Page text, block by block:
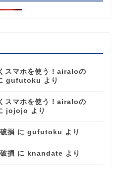
スマホを使う！airaloの
gufutoku より
スマホを使う！airaloの
jojojo より
損 に gufutoku より
損 に knandate より